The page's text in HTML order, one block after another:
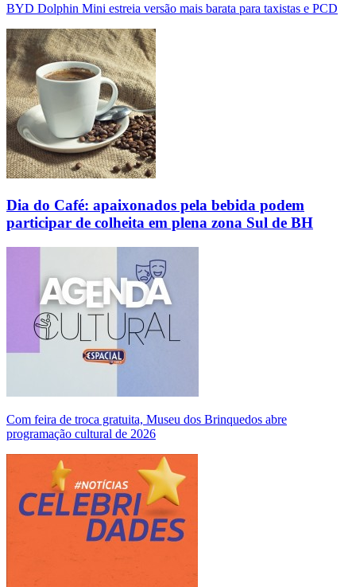
BYD Dolphin Mini estreia versão mais barata para taxistas e PCD
Dia do Café: apaixonados pela bebida podem
participar de colheita em plena zona Sul de BH
Com feira de troca gratuita, Museu dos Brinquedos abre
programação cultural de 2026